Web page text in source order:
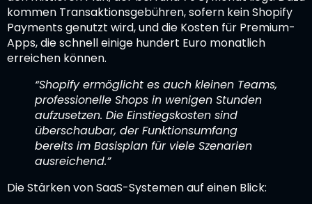
kommen Transaktionsgebühren, sofern kein Shopify
Payments genutzt wird, und die Kosten für Premium-
Apps, die schnell einige hundert Euro monatlich
erreichen können.
“Shopify ermöglicht es auch kleinen Teams,
professionelle Shops in wenigen Stunden
aufzusetzen. Die Einstiegskosten sind
überschaubar, der Funktionsumfang
bereits im Basisplan für viele Szenarien
ausreichend.”
Die Stärken von SaaS-Systemen auf einen Blick: